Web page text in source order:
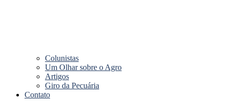
Colunistas
Um Olhar sobre o Agro
Artigos
Giro da Pecuária
Contato